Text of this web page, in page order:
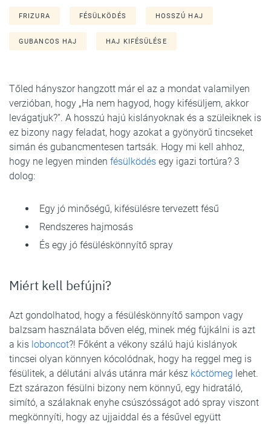
FRIZURA FÉSÜLKÖDÉS HOSSZÚ HAJ
GUBANCOS HAJ HAJ KIFÉSÜLÉSE
Tőled hányszor hangzott már el az a mondat valamilyen
verzióban, hogy „Ha nem hagyod, hogy kifésüljem, akkor
levágatjuk?”. A hosszú hajú kislányoknak és a szüleiknek is
ez bizony nagy feladat, hogy azokat a gyönyörű tincseket
simán és gubancmentesen tartsák. Hogy mi kell ahhoz,
hogy ne legyen minden fésülködés egy igazi tortúra? 3
dolog:
Egy jó minőségű, kifésülésre tervezett fésű
Rendszeres hajmosás
És egy jó fésüléskönnyítő spray
Miért kell befújni?
Azt gondolhatod, hogy a fésüléskönnyítő sampon vagy
balzsam használata bőven elég, minek még fújkálni is azt
a kis loboncot?! Főként a vékony szálú hajú kislányok
tincsei olyan könnyen kócolódnak, hogy ha reggel meg is
fésülitek, a délutáni alvás utánra már kész kóctömeg lehet.
Ezt szárazon fésülni bizony nem könnyű, egy hidratáló,
simító, a szálaknak enyhe csúszósságot adó spray viszont
megkönnyíti, hogy az ujjaiddal és a fésűvel együtt